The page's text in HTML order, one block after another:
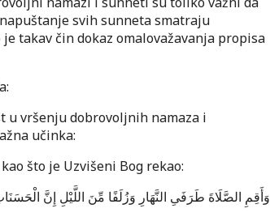
svih sunneta smatraju
takav čin dokaz omalovažavanja propisa
u vršenju dobrovoljnih namaza i
učinka:
što je Uzvišeni Bog rekao:
وَأَقِمِ الصَّلَاةَ طَرَفَىِ النَّهَارِ وَزُلَفًا مِّنَ اللَّيْلِ إِنَّ